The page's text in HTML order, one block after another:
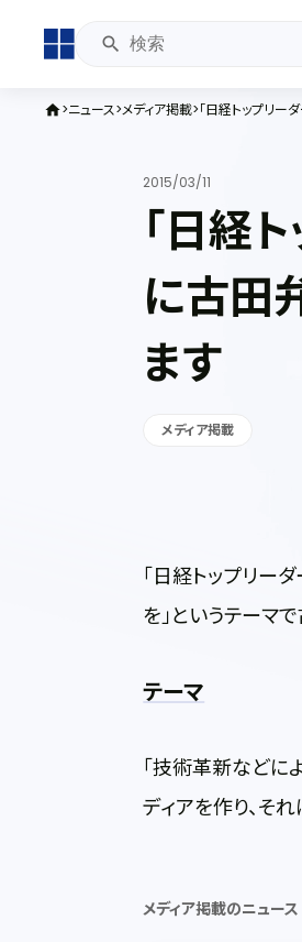
home ニュース メディア掲載 「日経トップリ
2015/03/11
「日経
に古田
ます
メディア掲載
「日経トップリー
を」というテーマ
テーマ
「技術革新などに
ディアを作り、そ
メディア掲載のニュース